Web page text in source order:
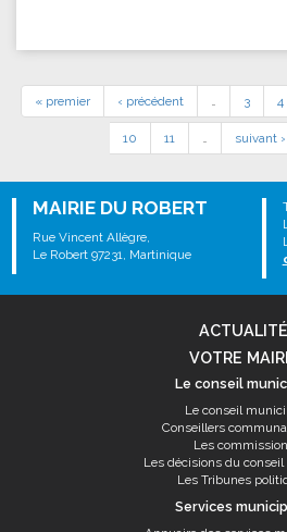
« premier ‹ précédent … 3 4
10 11 … suivant ›
MAIRIE DU ROBERT
Rue Vincent Allègre,
Le Robert 97231, Martinique
ACTUALITÉ
VOTRE
Le conseil
Le conseil
Conseillers
Les
Les décisions du
Les Tribunes
Services